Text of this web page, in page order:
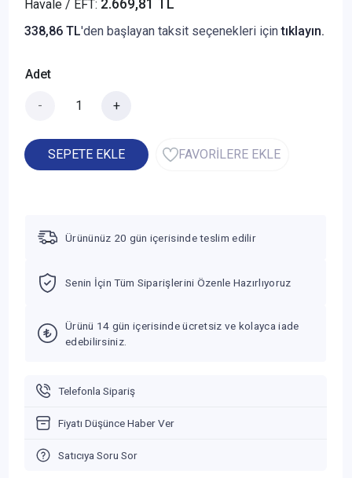
Havale / EFT: 2.669,81 TL
338,86 TL'den başlayan taksit seçenekleri içintıklayın.
Adet
- +
SEPETE EKLE FAVORİLERE EKLE
Ürününüz 20 gün içerisinde teslim edilir
Senin İçin Tüm Siparişlerini Özenle Hazırlıyoruz
Ürünü 14 gün içerisinde ücretsiz ve kolayca iade
edebilirsiniz.
Telefonla Sipariş
Fiyatı Düşünce Haber Ver
Satıcıya Soru Sor